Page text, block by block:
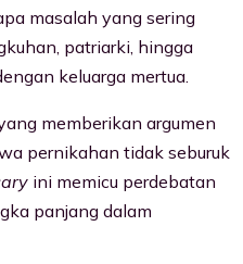
masalah yang sering
patriarki, hingga
keluarga mertua.
memberikan argumen
pernikahan tidak seburuk
ini memicu perdebatan
panjang dalam